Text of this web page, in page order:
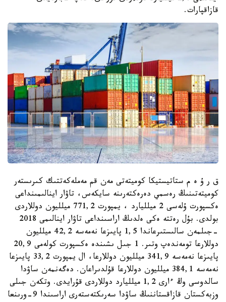
قازاقپارات.
ق ر ۇ ە م ستاتيستيكا كوميتەتى مەن قم مەملەكەتتىك كىرىستەر
كوميتەتىنىڭ رەسمي دەرەكتەرىنە سايكەس، تاۋار اينالىمىنداعى
ەكسپورت ۇلەسى 2 ميلليارد ، يمپورت 771,2 ميلليون دوللاردى
بولدى. بۇل رەتتە ەكى ەلدىڭ اراسىنداعى تاۋار اينالىمى 2018
-جىلمەن سالىستىرعاندا 1,5 پايىزعا نەمەسە 42,2 ميلليون
دوللارعا تومەندەپ وتىر. 1 جىل ىشىندە ەكسپورت كولەمى 20,9
پايىزعا نەمەسە 341,9 ميلليون دوللارعا، ال يمپورت 33,2 پايىزعا
نەمەسە 384,1 ميلليون دوللارعا قۇلدىراعان. دەگەنمەن ساۋدا
سالدوسى وڭ ءارى 1,2 ميلليارد دوللاردى قۇرايدى. وتكەن جىلى
وزبەكستان قازاقستاننىڭ ساۋدا سەرىكتەستەرى اراسىندا 9-ورىنعا